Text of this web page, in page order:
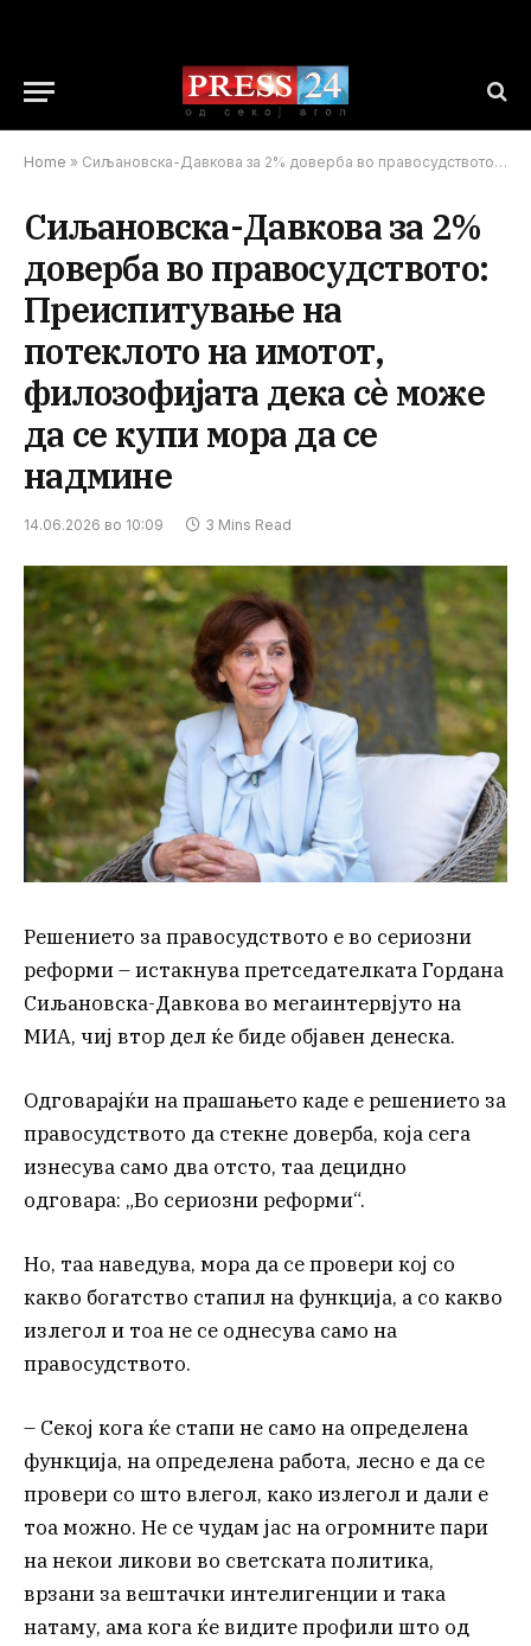
Home » Сиљановска-Давкова за 2% доверба во правосудството: Преиспитување на потеклото на имотот, филозофијата дека сѐ може да се купи мора да се надмине
Сиљановска-Давкова за 2%
доверба во правосудството:
Преиспитување на
потеклото на имотот,
филозофијата дека сѐ може
да се купи мора да се
надмине
14.06.2026 во 10:09 3 Mins Read
Решението за правосудството е во сериозни
реформи – истакнува претседателката Гордана
Сиљановска-Давкова во мегаинтервјуто на
МИА, чиј втор дел ќе биде објавен денеска.
Одговарајќи на прашањето каде е решението за
правосудството да стекне доверба, која сега
изнесува само два отсто, таа децидно
одговара: „Во сериозни реформи“.
Но, таа наведува, мора да се провери кој со
какво богатство стапил на функција, а со какво
излегол и тоа не се однесува само на
правосудството.
– Секој кога ќе стапи не само на определена
функција, на определена работа, лесно е да се
провери со што влегол, како излегол и дали е
тоа можно. Не се чудам јас на огромните пари
на некои ликови во светската политика,
врзани за вештачки интелигенции и така
натаму, ама кога ќе видите профили што од